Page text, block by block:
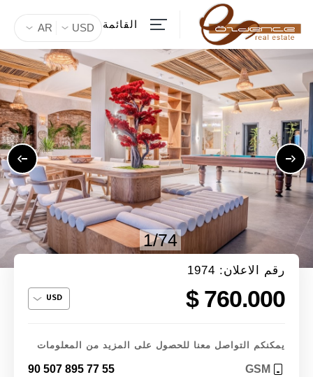
القائمة AR USD
1/74
رقم الاعلان: 1974
760.000 $
يمكنكم التواصل معنا للحصول على المزيد من المعلومات
GSM
90 507 895 77 55